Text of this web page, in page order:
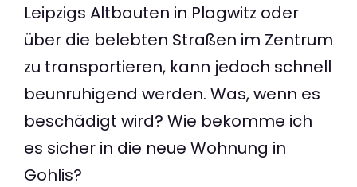
Leipzigs Altbauten in Plagwitz oder
über die belebten Straßen im Zentrum
zu transportieren, kann jedoch schnell
beunruhigend werden. Was, wenn es
beschädigt wird? Wie bekomme ich
es sicher in die neue Wohnung in
Gohlis?